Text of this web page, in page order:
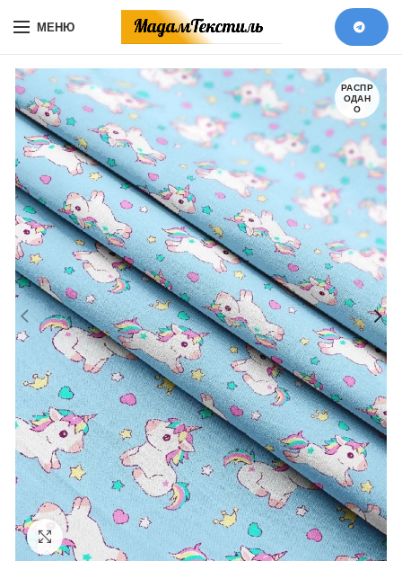
МЕНЮ
РАСПР
ОДАН
О
Увеличить